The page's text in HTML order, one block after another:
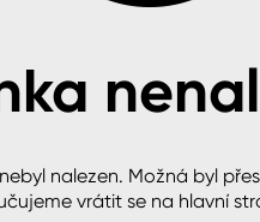
nalezen. Možná byl
vrátit se na hlavní